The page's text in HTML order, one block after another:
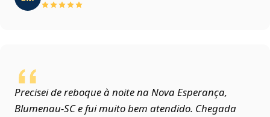
Precisei de reboque à noite na Nova Esperança,
Blumenau‑SC e fui muito bem atendido. Chegada